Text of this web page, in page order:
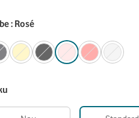
: Rosé